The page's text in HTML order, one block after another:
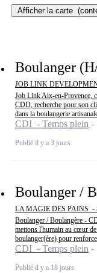
Afficher la carte
Boulanger
JOB LINK
Job Link Aix-en-Provence,
CDD, recherche pour son
dans la boulangerie
CDI - Temps plein
Publié il y a 3 jours
Boulanger /
LA MAGIE DES PAINS -
Boulanger / Boulangère -
mettons l'humain au cœur
boulanger(ère) pour
CDI - Temps plein
Publié il y a 18 jours